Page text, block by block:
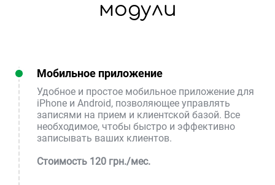
модули
Мобильное приложение
Удобное и простое мобильное приложение для
iPhone и Android, позволяющее управлять
записями на прием и клиентской базой. Все
необходимое, чтобы быстро и эффективно
записывать ваших клиентов.
Стоимость 120 грн./мес.